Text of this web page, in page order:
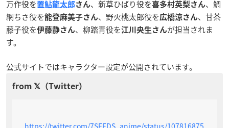
万作役を 置鮎龍太郎さん、新草ひばり役を喜多村英梨さん、鯛
網ちさ役を能登麻美子さん、野火桃太郎役を 広橋涼さん、甘茶
藤子役を伊藤静さん、柳踏青役を江川央生さんが担当されま
す。
公式サイトではキャラクター設定が公開されています。
https://twitter.com/7SEEDS_anime/status/107816875